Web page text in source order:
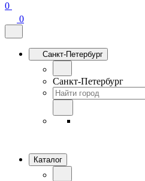
0
0
Санкт-Петербург
Санкт-Петербург
Каталог